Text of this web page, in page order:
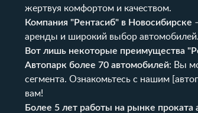
жертвуя комфортом и качеством.
Компания "Рентасиб" в Новосибирске
аренды и широкий выбор автомобилей.
Вот лишь некоторые преимущества
Автопарк более 70 автомобилей: Вы
сегмента. Ознакомьтесь с нашим
вам!
Более 5 лет работы на рынке проката